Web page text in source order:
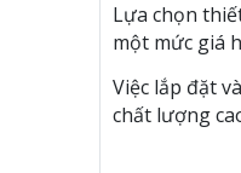
Lựa chọn
một mức giá
Việc lắp đặt
chất lượng